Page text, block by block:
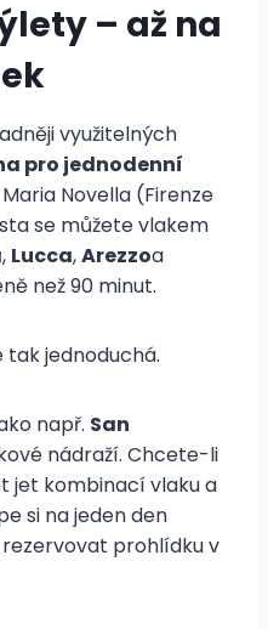
– až na
využitelných
pro jednodenní
Novella (Firenze
se můžete vlakem
, Lucca,Arezzoa
než 90 minut.
tak jednoduchá.
např. San
nádraží. Chcete-li
jet kombinací vlaku a
si na jeden den
prohlídku v